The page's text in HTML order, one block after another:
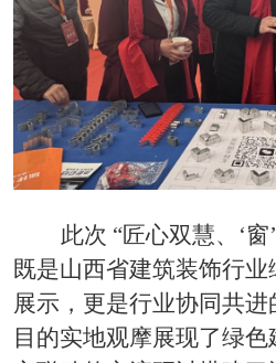
此次 “匠心双慧、‘窗
既是山西省建筑装饰行
展示，更是行业协同共
目的实地观摩展现了绿